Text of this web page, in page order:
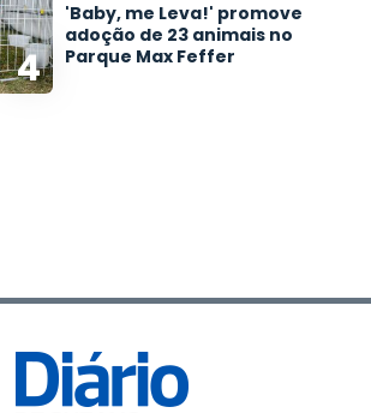
4
'Baby, me Leva!' promove
adoção de 23 animais no
Parque Max Feffer